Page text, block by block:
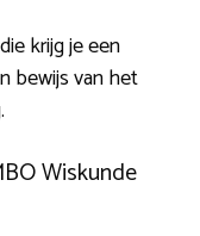
krijg je een
bewijs van het
Wiskunde